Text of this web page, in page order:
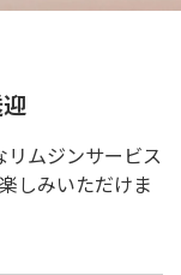
ムジンサービス
しみいただけま